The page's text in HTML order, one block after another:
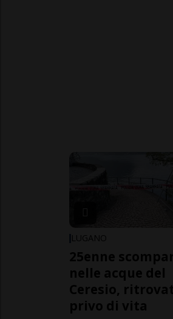
LUGANO
25enne
nelle acque del
Ceresio,
privo di vita